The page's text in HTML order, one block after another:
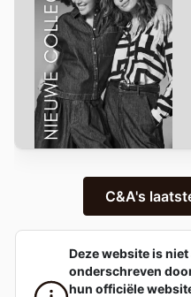
C&A's
Deze website is
onderschreven
hun officiële